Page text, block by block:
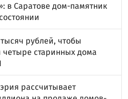
в Саратове дом-памятник
рублей, чтобы
четыре старинных дома
рассчитывает